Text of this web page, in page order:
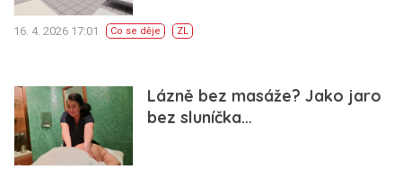
16. 4. 2026 17:01 Co se děje ZL
Lázně bez masáže? Jako jaro
bez sluníčka…